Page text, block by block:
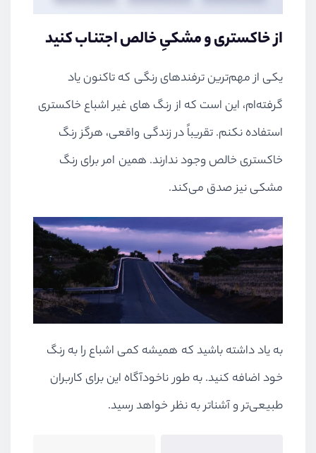
از خاکستری و مشکیِ خالص اجتناب کنید
یکی از مهم‌ترین ترفندهای رنگی که تاکنون یاد
گرفته‌ام، این است که از رنگ های غیر اشباع خاکستری
استفاده نکنم. تقریباً در زندگی واقعی، هرگز رنگ
خاکستری خالص وجود ندارند. همین امر برای رنگ
مشکی نیز صدق می‌کند.
به یاد داشته باشید که همیشه کمی اشباع را به رنگ
خود اضافه کنید. به طور ناخودآگاه این برای کاربران
طبیعی‌تر و آشناتر به نظر خواهد رسید.